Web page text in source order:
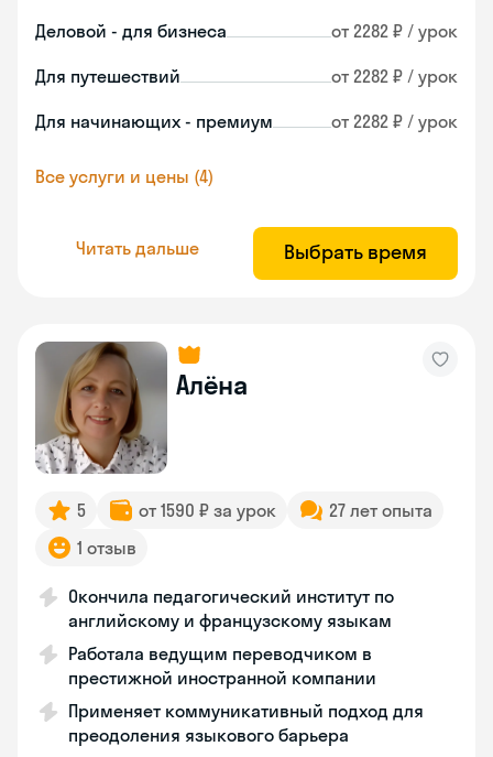
Деловой - для бизнеса от 2282 ₽ / урок
Для путешествий от 2282 ₽ / урок
Для начинающих - премиум от 2282 ₽ / урок
Все услуги и цены (4)
Читать дальше Выбрать время
Алёна
5 от 1590 ₽ за урок
27 лет опыта
1 отзыв
Окончила педагогический институт по
английскому и французскому языкам
Работала ведущим переводчиком в
престижной иностранной компании
Применяет коммуникативный подход для
преодоления языкового барьера